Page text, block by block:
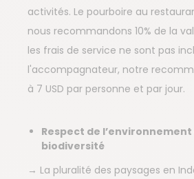
activités. Le pourboire au
nous recommandons 10% de la
les frais de service ne sont pas
l'accompagnateur, notre
à 7 USD par personne et par jour.
Respect de
biodiversité
→ La pluralité des paysages en